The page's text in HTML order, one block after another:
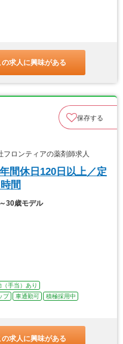
の求人に興味がある
保存する
ロンティアの薬剤師求人
間休日120日以上／定
間
30歳モデル
（手当）あり
プ 車通勤可
積極採用中
の求人に興味がある